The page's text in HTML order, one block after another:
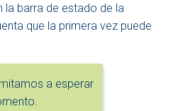
la barra de estado de la
que la primera vez puede
a esperar